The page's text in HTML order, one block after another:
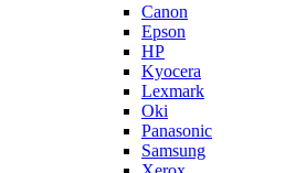
Canon
Epson
HP
Kyocera
Lexmark
Oki
Panasonic
Samsung